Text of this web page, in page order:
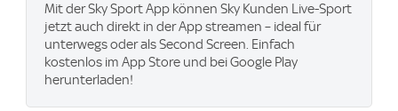
Mit der Sky Sport App können Sky Kunden Live-Sport
jetzt auch direkt in der App streamen – ideal für
unterwegs oder als Second Screen. Einfach
kostenlos im App Store und bei Google Play
herunterladen!